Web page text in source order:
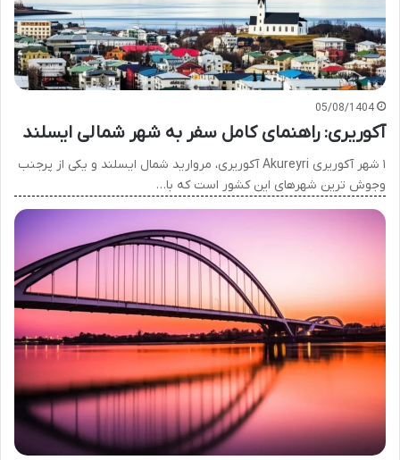
05/08/1404
آکوریری: راهنمای کامل سفر به شهر شمالی ایسلند
۱ شهر آکوریری Akureyri آکوریری، مروارید شمال ایسلند و یکی از پرجنب
وجوش ترین شهرهای این کشور است که با…